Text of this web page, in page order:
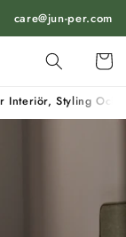
care@jun-per.com
Vagn
Interiör, Styling Och